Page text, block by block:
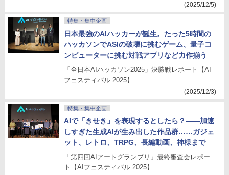
(2025/12/5)
特集・集中企画
日本最強のAIハッカーが誕生。たった5時間の
ハッカソンでASIの破壊に挑むゲーム、量子コ
ンピューターに挑む対戦アプリなど力作揃う
「全日本AIハッカソン2025」決勝戦レポート【AI
フェスティバル 2025】
(2025/12/3)
特集・集中企画
AIで「きせき」を表現するとしたら？――加速
しすぎた生成AIが生み出した作品群……ガジェ
ット、レトロ、TRPG、長編動画、神様まで
「第四回AIアートグランプリ」最終審査会レポー
ト【AIフェスティバル 2025】